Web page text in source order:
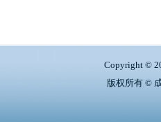
Copyright ©
版权所有 ©